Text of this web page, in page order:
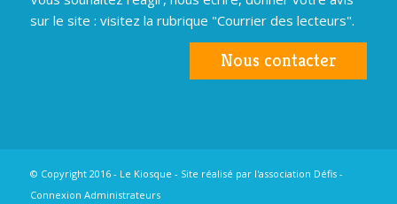
sur le site : visitez la rubrique "Courrier des lecteurs".
Nous contacter
© Copyright 2016 - Le Kiosque - Site réalisé par l'association Défis-
Connexion Administrateurs